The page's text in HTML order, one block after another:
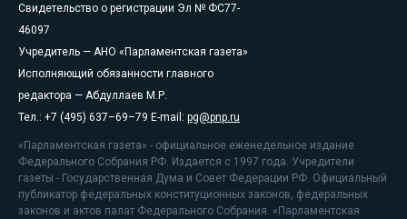
Свидетельство о регистрации Эл № ФС77-
46097
Учредитель — АНО «Парламентская газета»
Исполняющий обязанности главного
редактора — Абдуллаев М.Р.
Тел.: +7 (495) 637–69–79 E-mail: pg@pnp.ru
«Парламентская газета» - официальное еженедельное издание
Федерального Собрания РФ. Издается с 1997 года. Учредители
газеты - Государственная Дума и Совет Федерации РФ. Официальный
публикатор федеральных конституционных законов, федеральных
законов и актов палат Федерального Собрания. «Парламентская